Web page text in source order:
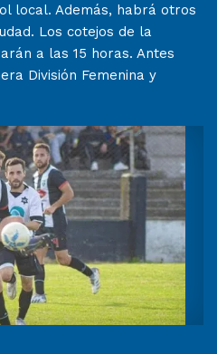
local. Además, habrá otros
Los cotejos de la
a las 15 horas. Antes
División Femenina y